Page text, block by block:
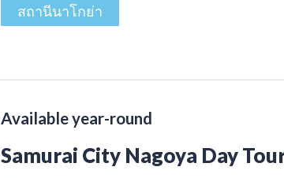
สถานีนาโกย่า
Available year-round
Samurai City Nagoya Day